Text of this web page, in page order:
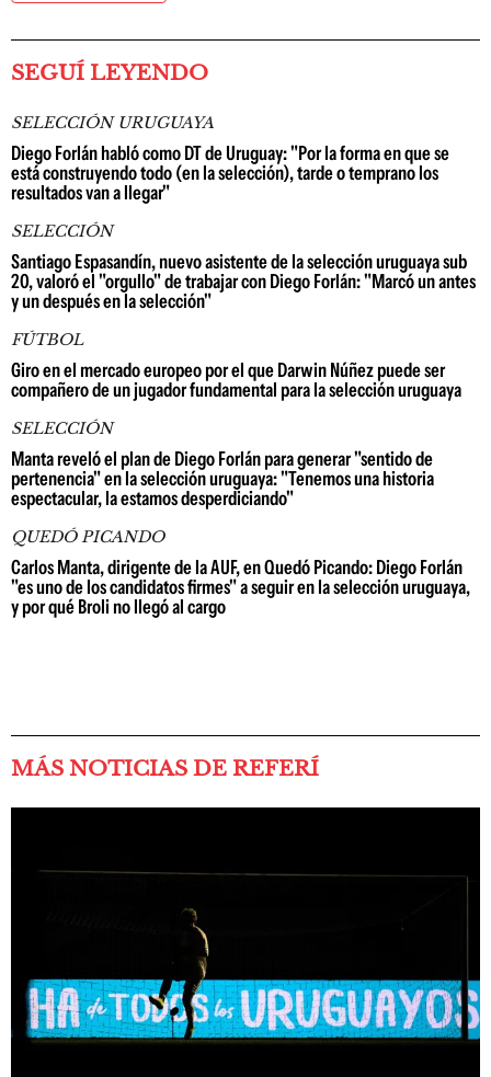
SEGUÍ LEYENDO
SELECCIÓN URUGUAYA
Diego Forlán habló como DT de Uruguay: "Por la forma en que se
está construyendo todo (en la selección), tarde o temprano los
resultados van a llegar"
SELECCIÓN
Santiago Espasandín, nuevo asistente de la selección uruguaya sub
20, valoró el "orgullo" de trabajar con Diego Forlán: "Marcó un antes
y un después en la selección"
FÚTBOL
Giro en el mercado europeo por el que Darwin Núñez puede ser
compañero de un jugador fundamental para la selección uruguaya
SELECCIÓN
Manta reveló el plan de Diego Forlán para generar "sentido de
pertenencia" en la selección uruguaya: "Tenemos una historia
espectacular, la estamos desperdiciando"
QUEDÓ PICANDO
Carlos Manta, dirigente de la AUF, en Quedó Picando: Diego Forlán
"es uno de los candidatos firmes" a seguir en la selección uruguaya,
y por qué Broli no llegó al cargo
MÁS NOTICIAS DE REFERÍ